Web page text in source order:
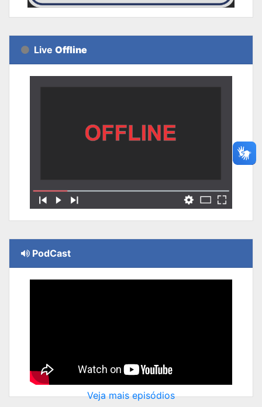
Live Offline
PodCast
Veja mais episódios